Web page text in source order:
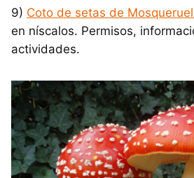
9) Coto de setas de
en níscalos. Permisos,
actividades.